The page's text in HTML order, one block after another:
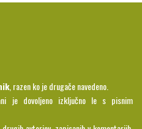
, razen ko je drugače navedeno.
je dovoljeno izključno le s pisnim